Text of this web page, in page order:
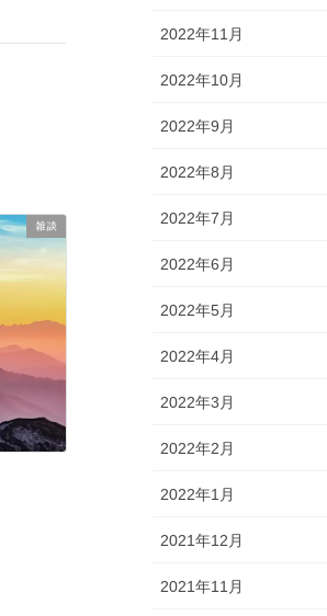
雑談
2022年11月
2022年10月
2022年9月
2022年8月
2022年7月
2022年6月
2022年5月
2022年4月
2022年3月
2022年2月
2022年1月
2021年12月
2021年11月